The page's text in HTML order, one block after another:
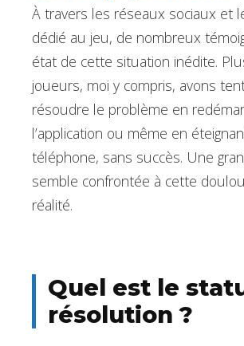
À travers les réseaux sociaux et
dédié au jeu, de nombreux
état de cette situation inédite.
joueurs, moi y compris, avons
résoudre le problème en
l’application ou même en
téléphone, sans succès. Une
semble confrontée à cette
réalité.
Quel est le
résolution ?